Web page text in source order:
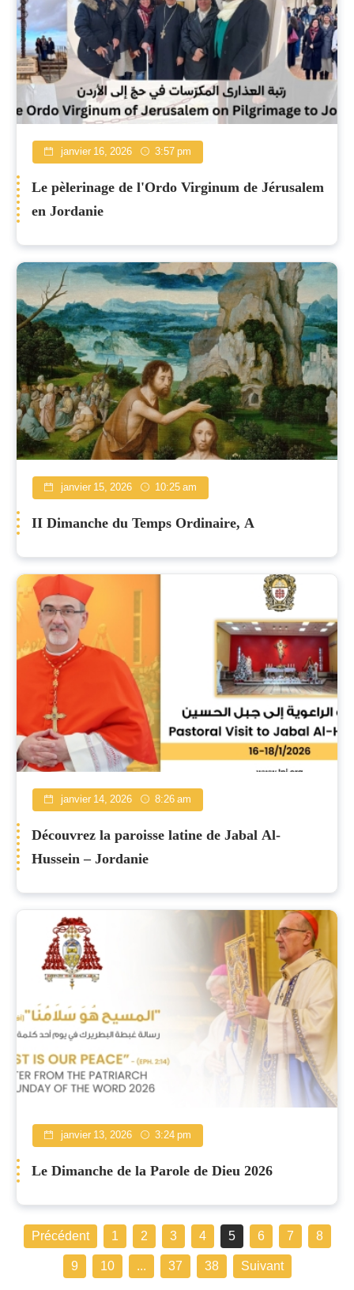
janvier 16, 2026 3:57 pm
Le pèlerinage de l'Ordo Virginum de Jérusalem
en Jordanie
janvier 15, 2026 10:25 am
II Dimanche du Temps Ordinaire, A
janvier 14, 2026 8:26 am
Découvrez la paroisse latine de Jabal Al-
Hussein – Jordanie
janvier 13, 2026 3:24 pm
Le Dimanche de la Parole de Dieu 2026
Précédent 1 2 3 4 5 6 7
8
9
10 ... 37 38 Suivant